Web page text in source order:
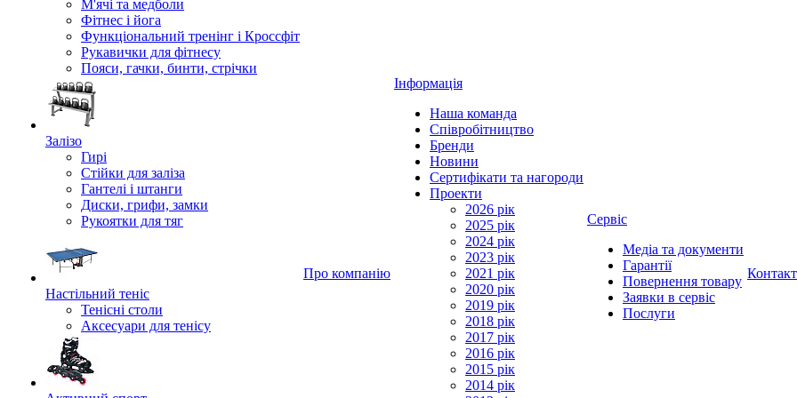
М'ячі та медболи
Фітнес і йога
Функціональний тренінг і Кроссфіт
Рукавички для фітнесу
Пояси, гачки, бинти, стрічки
Залізо
Гирі
Стійки для заліза
Гантелі і штанги
Диски, грифи, замки
Рукоятки для тяг
Настільний теніс
Тенісні столи
Аксесуари для тенісу
Про компанію
Інформація
Наша команда
Співробітництво
Бренди
Новини
Сертифікати та нагороди
Проекти
2026 рік
2025 рік
2024 рік
2023 рік
2021 рік
2020 рік
2019 рік
2018 рік
2017 рік
2016 рік
2015 рік
2014 рік
Сервіс
Медіа та документи
Гарантії
Повернення товару
Заявки в сервіс
Послуги